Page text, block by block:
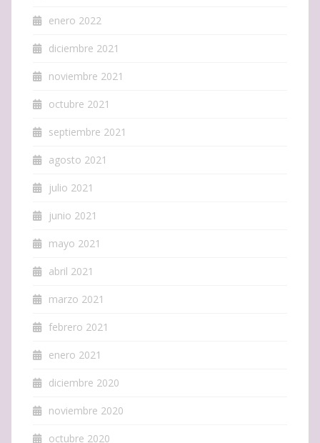
enero 2022
diciembre 2021
noviembre 2021
octubre 2021
septiembre 2021
agosto 2021
julio 2021
junio 2021
mayo 2021
abril 2021
marzo 2021
febrero 2021
enero 2021
diciembre 2020
noviembre 2020
octubre 2020